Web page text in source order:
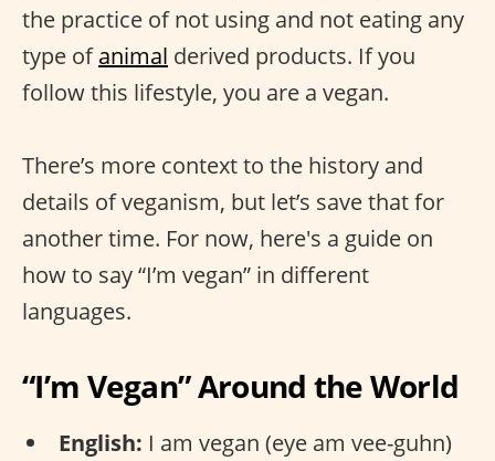
the practice of not using and not eating any
type ofanimal derived products. If you
follow this lifestyle, you are a vegan.
There’s more context to the history and
details of veganism, but let’s save that for
another time. For now, here's a guide on
how to say “I’m vegan” in different
languages.
“I’m Vegan” Around the World
English: I am vegan (eye am vee-guhn)